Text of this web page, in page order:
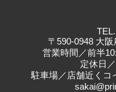
TEL.
〒590-0948 大
営業時間／前半
定休日
駐車場／店舗近くコ